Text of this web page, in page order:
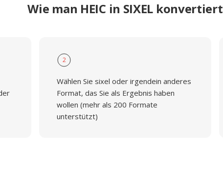
Wie man HEIC in SIXEL konvertiert
2
Wählen Sie sixel oder irgendein anderes
Format, das Sie als Ergebnis haben
wollen (mehr als 200 Formate
unterstützt)